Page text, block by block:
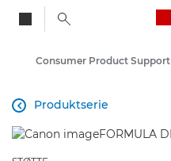
Consumer Product Support
Produktserie
